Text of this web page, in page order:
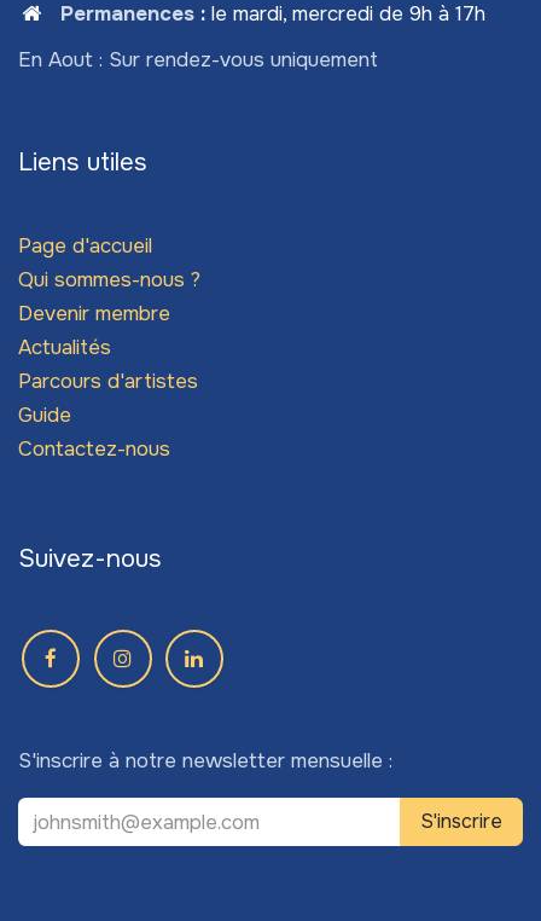
Permanences: le mardi, mercredi de 9h à 17h
En Aout : Sur rendez-vous uniquement
Liens utiles
Page d'accueil
Qui sommes-nous ?
Devenir membre
Actualités
Parcours d'artistes
Guide
Contactez-nous
Suivez-nous
S'inscrire à notre newsletter mensuelle :
S'inscrire